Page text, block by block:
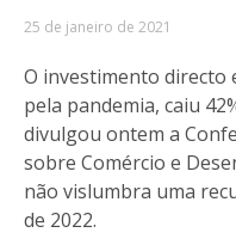
25 de janeiro de 2021
O investimento directo
pela pandemia, caiu
divulgou ontem a
sobre Comércio e
não vislumbra uma
de 2022.